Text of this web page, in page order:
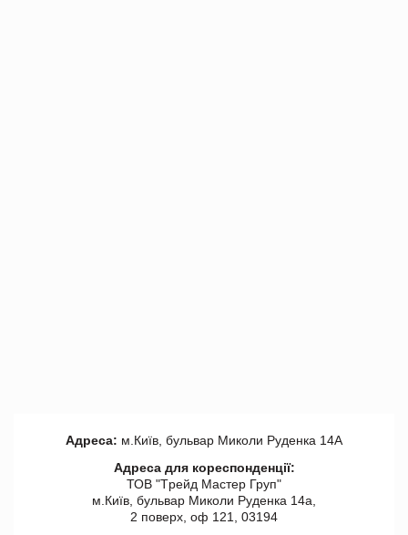
Адреса: м.Київ, бульвар Миколи Руденка 14А
Адреса для кореспонденції:
ТОВ "Tрейд Мастер Груп"
м.Київ, бульвар Миколи Руденка 14а,
2 поверх, оф 121, 03194